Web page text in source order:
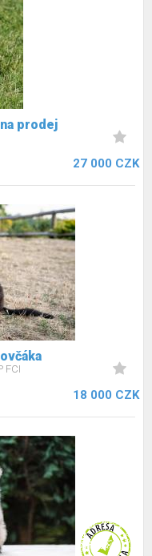
prodej
27 000 CZK
FCI
18 000 CZK